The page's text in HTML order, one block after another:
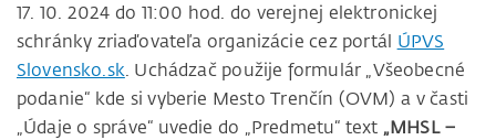
17. 10. 2024 do 11:00 hod. do verejnej elektronickej
schránky zriaďovateľa organizácie cez portál ÚPVS
Slovensko.sk. Uchádzač použije formulár „Všeobecné
podanie“ kde si vyberie Mesto Trenčín (OVM) a v časti
„Údaje o správe“ uvedie do „Predmetu“ text „MHSL –